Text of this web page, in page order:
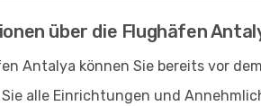
über die Flughäfen
Antalya können Sie bereits vor
alle Einrichtungen und